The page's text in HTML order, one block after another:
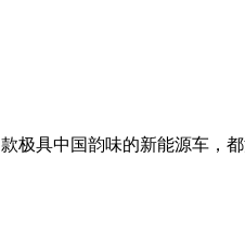
极具中国韵味的新能源车，